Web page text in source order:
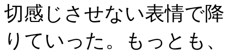
切感じさせない表情で降
りていった。もっとも